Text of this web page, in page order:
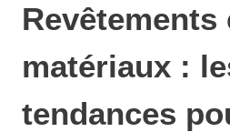
Revêtements
matériaux :
tendances